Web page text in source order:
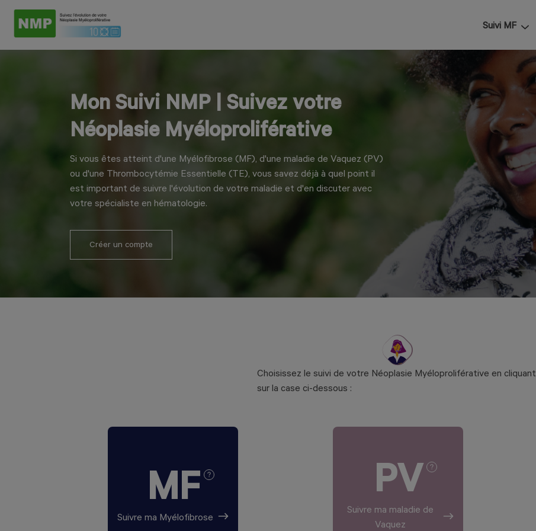
Suivi MF
Mon Suivi NMP | Suivez votre
Néoplasie Myéloproliférative
Si vous êtes atteint d'une Myélofibrose (MF), d'une maladie de Vaquez (PV)
ou d'une Thrombocytémie Essentielle (TE), vous savez déjà à quel point il
est important de suivre l'évolution de votre maladie et d'en discuter avec
votre spécialiste en hématologie.
Créer un compte
Choisissez le suivi de votre Néoplasie Myéloproliférative en cliquant
sur la case ci-dessous :
MF
Suivre ma Myélofibrose
PV
Suivre ma maladie de
Vaquez